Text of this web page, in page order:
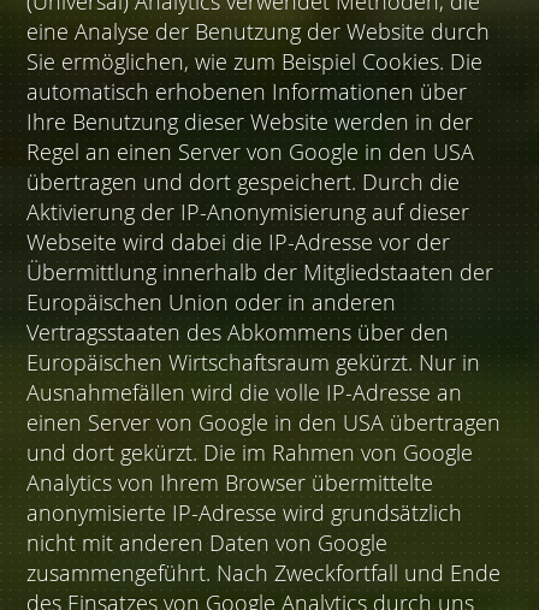
eine Analyse der Benutzung der Website durch
Sie ermöglichen, wie zum Beispiel Cookies. Die
automatisch erhobenen Informationen über
Ihre Benutzung dieser Website werden in der
Regel an einen Server von Google in den USA
übertragen und dort gespeichert. Durch die
Aktivierung der IP-Anonymisierung auf dieser
Webseite wird dabei die IP-Adresse vor der
Übermittlung innerhalb der Mitgliedstaaten der
Europäischen Union oder in anderen
Vertragsstaaten des Abkommens über den
Europäischen Wirtschaftsraum gekürzt. Nur in
Ausnahmefällen wird die volle IP-Adresse an
einen Server von Google in den USA übertragen
und dort gekürzt. Die im Rahmen von Google
Analytics von Ihrem Browser übermittelte
anonymisierte IP-Adresse wird grundsätzlich
nicht mit anderen Daten von Google
zusammengeführt. Nach Zweckfortfall und Ende
des Einsatzes von Google Analytics durch uns